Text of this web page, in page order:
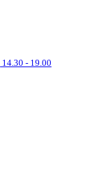
14.30 - 19.00